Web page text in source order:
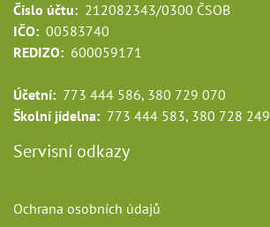
Číslo účtu: 212082343/0300 ČSOB
IČO: 00583740
REDIZO: 600059171
Účetní: 773 444 586, 380 729 070
Školní jídelna: 773 444 583, 380 728 249
Servisní odkazy
Ochrana osobních údajů